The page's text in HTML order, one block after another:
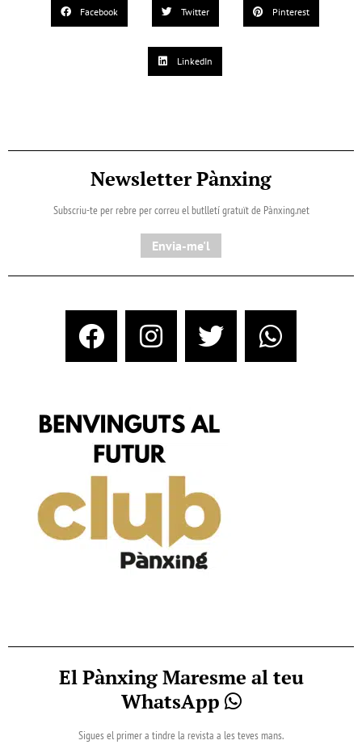
Facebook Twitter Pinterest
LinkedIn
Newsletter Pànxing
Subscriu-te per rebre per correu el butlletí gratuït de Pànxing.net​
Envia-me'l
El Pànxing Maresme al teu
WhatsApp
Sigues el primer a tindre la revista a les teves mans.